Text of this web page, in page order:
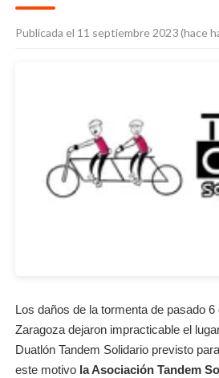
Publicada el 11 septiembre 2023 (hace
Los daños de la tormenta de pasado
Zaragoza dejaron impracticable el
Duatlón Tandem Solidario previsto
este motivo la Asociación Tandem